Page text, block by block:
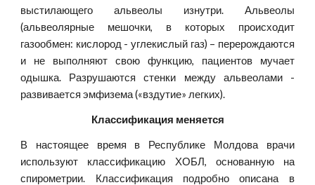
выстилающего альвеолы изнутри. Альвеолы
(альвеолярные мешочки, в которых происходит
газообмен: кислород - углекислый газ) – перерождаются
и не выполняют свою функцию, пациентов мучает
одышка. Разрушаются стенки между альвеолами -
развивается эмфизема («вздутие» легких).
Классификация меняется
В настоящее время в Республике Молдова врачи
используют классификацию ХОБЛ, основанную на
спирометрии. Классификация подробно описана в